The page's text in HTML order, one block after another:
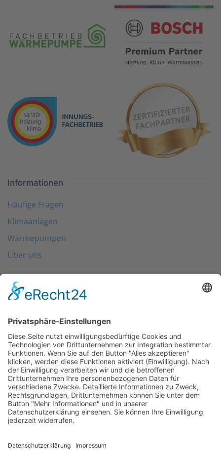
Informationen
Häufige Fragen
Klimaanlagen
Wärmepumpen
Über uns
Folgen Sie uns
Kontakt
0203 - 3965 710
info@friondo.de
Whatsapp
Mo - Fr von 8 - 17 Uhr
SCHREIBEN SIE UNS